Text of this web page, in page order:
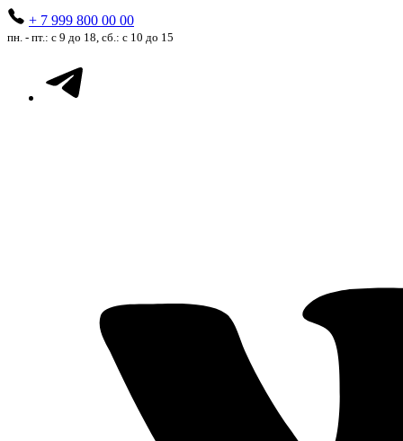
+ 7 999 800 00 00
пн. - пт.: с 9 до 18, сб.: с 10 до 15